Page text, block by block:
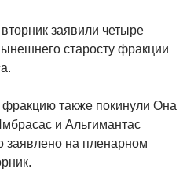
заявили четыре
старосту фракции
также покинули Она
и Альгимантас
на пленарном